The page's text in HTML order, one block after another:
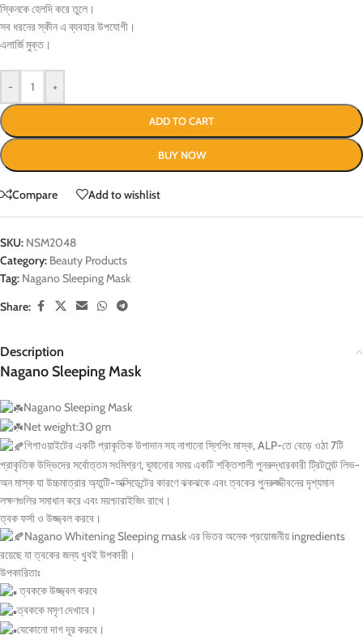
স্কিনকে হেলদি করে তুলে।
সব ধরনের স্কীন এ ব্যবহার উপযোগী।
এলার্জি মুক্ত।
- +
ADD TO CART
BUY NOW
Compare Add to wishlist
SKU: NSM2048
Category: Beauty Products
Tag: Nagano Sleeping Mask
Share:
Description
Nagano Sleeping Mask
Nagano Sleeping Mask
Net weight:30 gm
গিগাওয়াইটের একটি প্রাকৃতিক উপাদান সহ নাগানো স্লিপিং মাস্ক, ALP-তে বেড়ে ওঠা 7টি
প্রাকৃতিক উদ্ভিদের সর্বোত্তম সংমিশ্রণ, ঘুমানোর সময় একটি শক্তিশালী পুনরুদ্ধারকারী ট্রিটমেন্ট লিভ-
অন মাস্ক যা উচ্চমাত্রার অ্যান্টি-অক্সিডেন্টের কারণে ঝকঝকে এবং ত্বকের পুনরুজ্জীবনের দৃশ্যমান
লক্ষণগুলির সমাধান করে এবং ময়শ্চারাইজিং রাখে।
ত্বক ফর্সা ও উজ্জ্বল করবে।
Nagano Whitening Sleeping mask এর ভিতর অনেক প্রয়োজনীয় ingredients
রয়েছে যা ত্বকের জন্য খুবই উপকারী।
উপকারিতাঃ
ত্বককে উজ্জ্বল করবে
ত্বককে মসৃণ দেখাবে।
যেকোনো দাগ দূর করবে।